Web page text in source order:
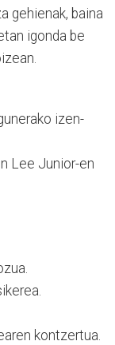
gehienak, baina
igonda be
izen-
Lee Junior-en
kontzertua.